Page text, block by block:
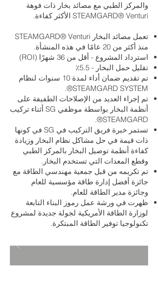
والمركز الطبي مع مصائد بخار ذات فوهة
STEAMGARD® Venturi الأكثر كفاءة.
تعمل مصائد البخار STEAMGARD® Venturi
منذ أكثر من 20 عامًا في هذه المنشأة.
استرداد المشروع - أقل من 36 شهرًا (ROI)
تقليل حمل البخار - 5.5٪
تم تقديم ضمان أداء لمدة 10 سنوات لنظام
STEAMGARD SYSTEM®.
تم إجراء العديد من الإصلاحات الطفيفة على
أنظمة البخار بواسطة موظفي SG أثناء تركيب
STEAMGARD®.
تستمر خبرة فريق التركيب في SG في كونها
ذات قيمة في حل مشاكل نظام البخار وزيادة
كفاءة أنظمة توصيل البخار بالمركز الطبي
وقطع المعدات التي تستخدم البخار.
تم تكريمه من قبل جمعية مهندسي الطاقة مع
جائزة أفضل إدارة طاقة مؤسسية للعام
وجائزة مدير الطاقة للعام.
ظهرت في ورشة عمل رموز البناء التابعة
لوزارة الطاقة الأمريكية لجولة جديدة لمشروع
تكنولوجيا توفير الطاقة المبتكرة.